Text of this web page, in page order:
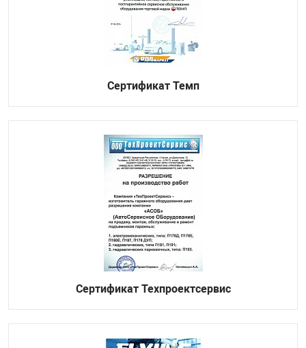
Сертификат Темп
Сертификат Техпроектсервис